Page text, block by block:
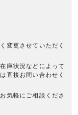
変更させていただく
庫状況などによって
直接お問い合わせく
気軽にご相談くださ